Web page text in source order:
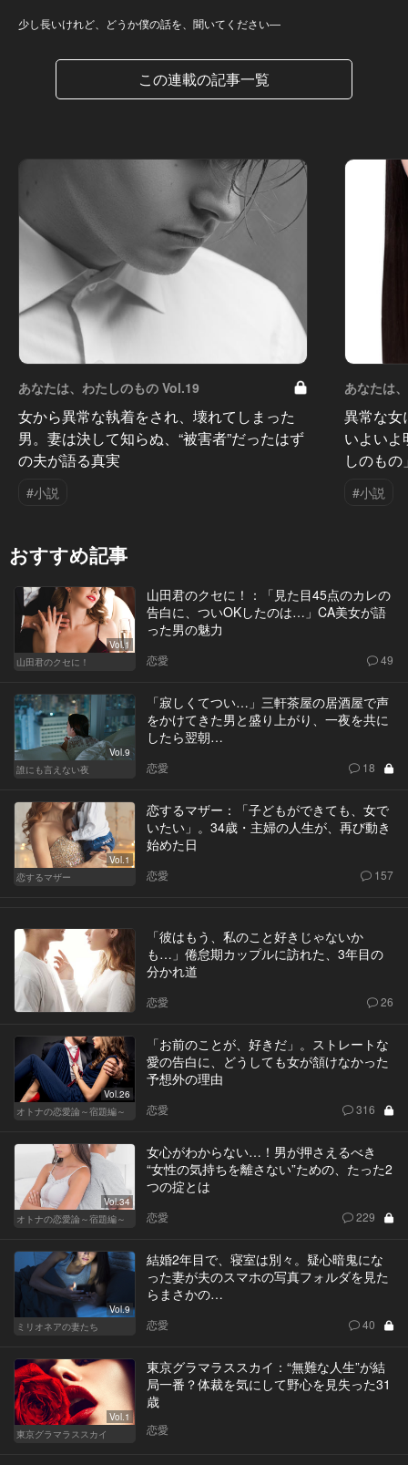
少し長いけれど、どうか僕の話を、聞いてください―
この連載の記事一覧
あなたは、わたしのもの Vol.19
女から異常な執着をされ、壊れてしまった
男。妻は決して知らぬ、“被害者”だったはず
の夫が語る真実
#小説
あなたは
異常な女
いよい
しのも
#小説
おすすめ記事
Vol.1
山田君のクセに！
山田君のクセに！：「見た目45点のカレの
告白に、ついOKしたのは…」CA美女が語
った男の魅力
恋愛 49
Vol.9
誰にも言えない夜
「寂しくてつい…」三軒茶屋の居酒屋で声
をかけてきた男と盛り上がり、一夜を共に
したら翌朝…
恋愛 18
Vol.1
恋するマザー
恋するマザー：「子どもができても、女で
いたい」。34歳・主婦の人生が、再び動き
始めた日
恋愛 157
「彼はもう、私のこと好きじゃないか
も…」倦怠期カップルに訪れた、3年目の
分かれ道
恋愛 26
Vol.26
オトナの恋愛論～宿題編～
「お前のことが、好きだ」。ストレートな
愛の告白に、どうしても女が頷けなかった
予想外の理由
恋愛 316
Vol.34
オトナの恋愛論～宿題編～
女心がわからない…！男が押さえるべき
“女性の気持ちを離さない”ための、たった2
つの掟とは
恋愛 229
Vol.9
ミリオネアの妻たち
結婚2年目で、寝室は別々。疑心暗鬼にな
った妻が夫のスマホの写真フォルダを見た
らまさかの…
恋愛 40
Vol.1
東京グラマラススカイ
東京グラマラススカイ：“無難な人生”が結
局一番？体裁を気にして野心を見失った31
歳
恋愛